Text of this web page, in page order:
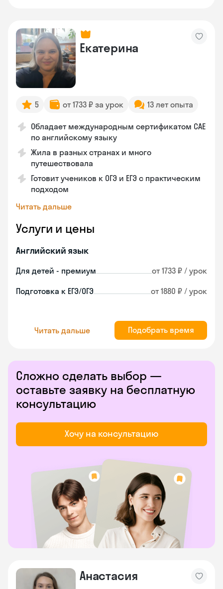
Екатерина
5 от 1733 ₽ за урок 13 лет опыта
Обладает международным сертификатом CAE
по английскому языку
Жила в разных странах и много
путешествовала
Готовит учеников к ОГЭ и ЕГЭ с практическим
подходом
Читать дальше
Услуги и цены
Английский язык
Для детей - премиум от 1733 ₽ / урок
Подготовка к ЕГЭ/ОГЭ от 1880 ₽ / урок
Читать дальше Подобрать время
Сложно сделать выбор —
оставьте заявку на бесплатную
консультацию
Хочу на консультацию
Анастасия